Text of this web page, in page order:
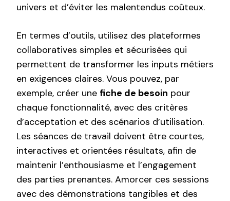
univers et d’éviter les malentendus coûteux.
En termes d’outils, utilisez des plateformes
collaboratives simples et sécurisées qui
permettent de transformer les inputs métiers
en exigences claires. Vous pouvez, par
exemple, créer une fiche de besoin pour
chaque fonctionnalité, avec des critères
d’acceptation et des scénarios d’utilisation.
Les séances de travail doivent être courtes,
interactives et orientées résultats, afin de
maintenir l’enthousiasme et l’engagement
des parties prenantes. Amorcer ces sessions
avec des démonstrations tangibles et des